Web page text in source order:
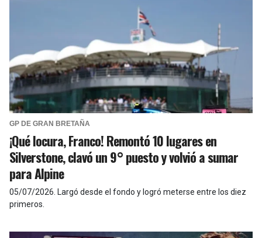
GP DE GRAN BRETAÑA
¡Qué locura, Franco! Remontó 10 lugares en
Silverstone, clavó un 9° puesto y volvió a sumar
para Alpine
05/07/2026 Largó desde el fondo y logró meterse entre los diez
primeros.